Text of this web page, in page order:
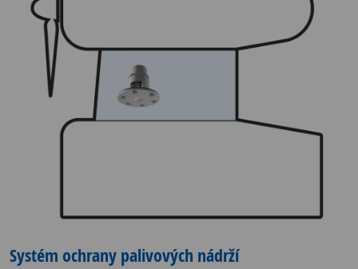
Systém ochrany palivových nádrží